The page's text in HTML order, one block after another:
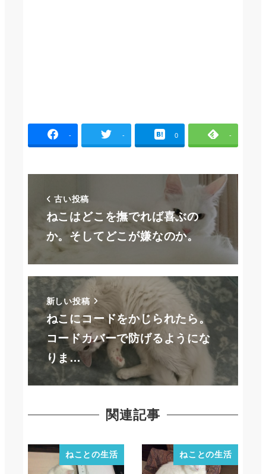
- - 0 -
古い投稿
ねこはどこを撫でれば喜ぶの
か。そしてどこが嫌なのか。
新しい投稿
ねこにコードをかじられたら。
コードカバーで防げるようにな
りま…
関連記事
ねことの生活 ねことの生活